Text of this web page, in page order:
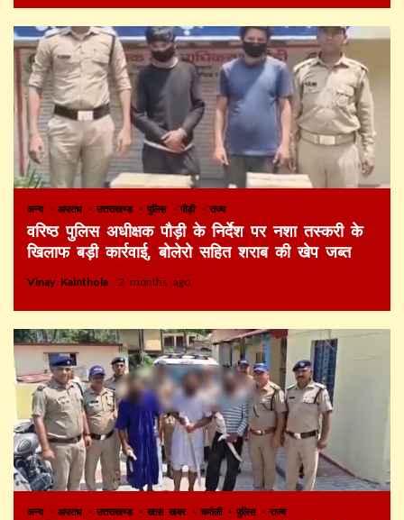
अन्य अपराध उत्तराखण्ड पुलिस पौड़ी राज्य
वरिष्ठ पुलिस अधीक्षक पौड़ी के निर्देश पर नशा तस्करी के
खिलाफ बड़ी कार्रवाई, बोलेरो सहित शराब की खेप जब्त
Vinay Kainthola 2 months ago
अन्य अपराध उत्तराखण्ड खास खबर चमोली पुलिस राज्य